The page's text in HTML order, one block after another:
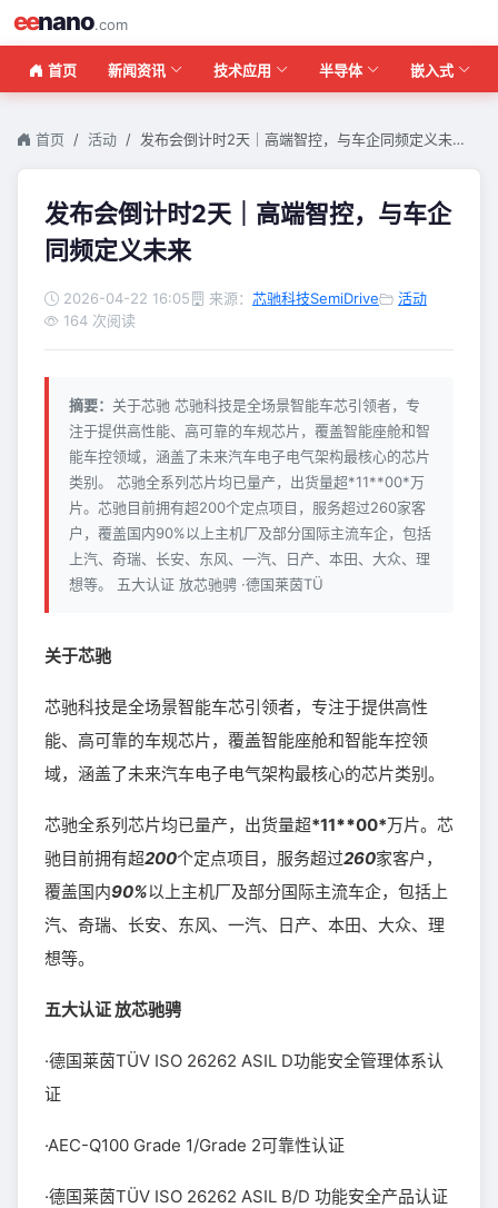
eenano.com
首页 新闻资讯 技术应用 半导体 嵌入式
首页 活动 发布会倒计时2天｜高端智控，与车企同频定义未…
发布会倒计时2天｜高端智控，与车企
同频定义未来
2026-04-22 16:05 来源： 芯驰科技SemiDrive
活动
164 次阅读
摘要： 关于芯驰 芯驰科技是全场景智能车芯引领者，专
注于提供高性能、高可靠的车规芯片，覆盖智能座舱和智
能车控领域，涵盖了未来汽车电子电气架构最核心的芯片
类别。 芯驰全系列芯片均已量产，出货量超*11**00*万
片。芯驰目前拥有超200个定点项目，服务超过260家客
户，覆盖国内90%以上主机厂及部分国际主流车企，包括
上汽、奇瑞、长安、东风、一汽、日产、本田、大众、理
想等。 五大认证 放芯驰骋 ·德国莱茵TÜ
关于芯驰
芯驰科技是全场景智能车芯引领者，专注于提供高性
能、高可靠的车规芯片，覆盖智能座舱和智能车控领
域，涵盖了未来汽车电子电气架构最核心的芯片类别。
芯驰全系列芯片均已量产，出货量超*11**00*万片。芯
驰目前拥有超200个定点项目，服务超过260家客户，
覆盖国内90%以上主机厂及部分国际主流车企，包括上
汽、奇瑞、长安、东风、一汽、日产、本田、大众、理
想等。
五大认证 放芯驰骋
·德国莱茵TÜV ISO 26262 ASIL D功能安全管理体系认
证
·AEC-Q100 Grade 1/Grade 2可靠性认证
·德国莱茵TÜV ISO 26262 ASIL B/D 功能安全产品认证